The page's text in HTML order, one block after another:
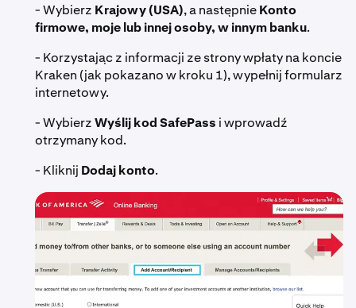
- Wybierz Krajowy (USA), a następnieKonto
firmowe, moje lub innej osoby, w innym banku.
- Korzystając z informacji ze strony wpłaty na koncie
Kraken (jak pokazano w kroku 1), wypełnij formularz
internetowy.
- WybierzWyślij kod SafePass i wprowadź
otrzymany kod.
- Kliknij Dodaj konto.